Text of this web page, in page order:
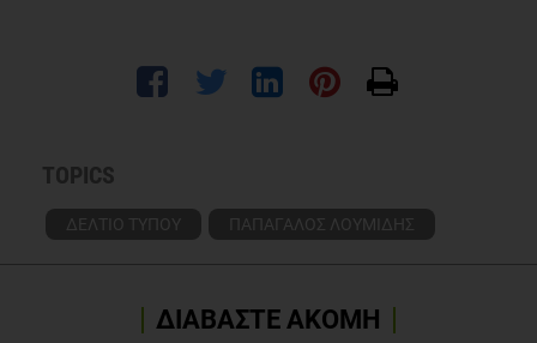
TOPICS
ΔΕΛΤΙΟ ΤΥΠΟΥ ΠΑΠΑΓΑΛΟΣ ΛΟΥΜΙΔΗΣ
ΔΙΑΒΑΣΤΕ ΑΚΟΜΗ